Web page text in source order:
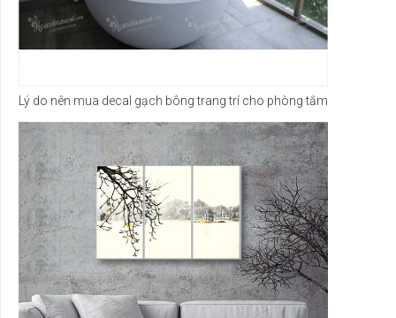
Lý do nên mua decal gạch bông trang trí cho phòng tắm